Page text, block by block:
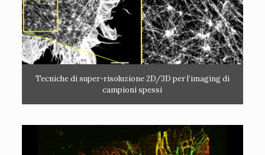
Tecniche di super-risoluzione 2D/3D per l’imaging di
campioni spessi